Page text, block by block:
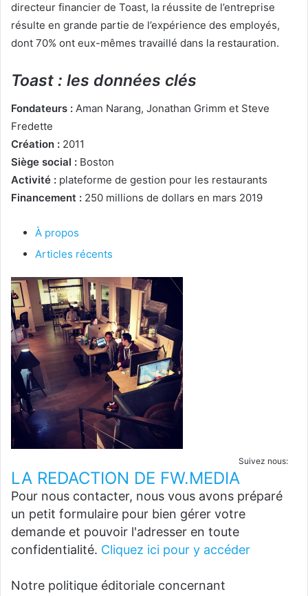
directeur financier de Toast, la réussite de l’entreprise
résulte en grande partie de l’expérience des employés,
dont 70% ont eux-mêmes travaillé dans la restauration.
Toast : les données clés
Fondateurs : Aman Narang, Jonathan Grimm et Steve
Fredette
Création : 2011
Siège social : Boston
Activité : plateforme de gestion pour les restaurants
Financement : 250 millions de dollars en mars 2019
À propos
Articles récents
Suivez nous:
LA REDACTION DE FW.MEDIA
Pour nous contacter, nous vous avons préparé
un petit formulaire pour bien gérer votre
demande et pouvoir l'adresser en toute
confidentialité. Cliquez ici pour y accéder
Notre politique éditoriale concernant